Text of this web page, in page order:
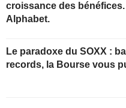
croissance des
Alphabet.
Le paradoxe du SOXX :
records, la Bourse vous